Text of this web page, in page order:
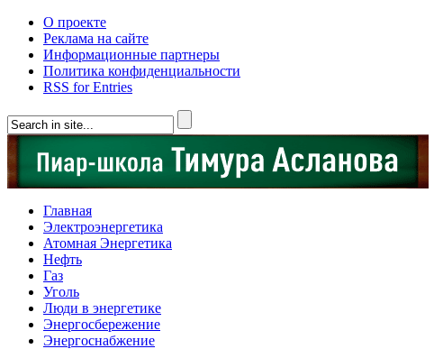
О проекте
Реклама на сайте
Информационные партнеры
Политика конфиденциальности
RSS for Entries
Главная
Электроэнергетика
Атомная Энергетика
Нефть
Газ
Уголь
Люди в энергетике
Энергосбережение
Энергоснабжение